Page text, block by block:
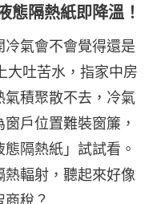
態隔熱紙即降溫！
氣會不會覺得還是
大吐苦水，指家中房
氣積聚散不去，冷氣
戶位置難裝窗簾，
隔熱紙」試試看。
輻射，聽起來好像
稅？